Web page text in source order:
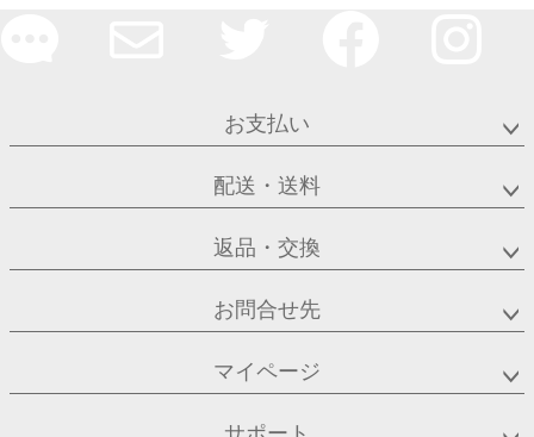
お支払い
配送・送料
返品・交換
お問合せ先
マイページ